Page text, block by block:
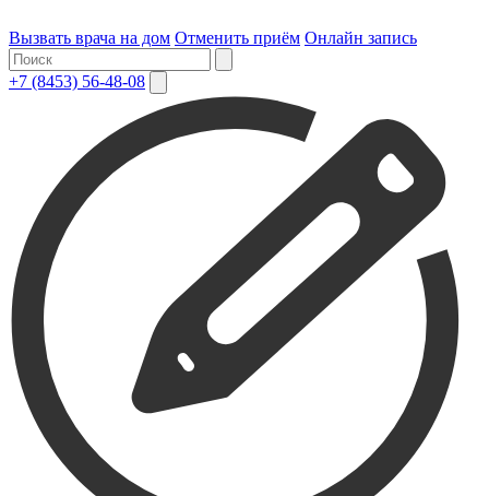
Вызвать врача на дом Отменить приём Онлайн запись
+7 (8453) 56-48-08